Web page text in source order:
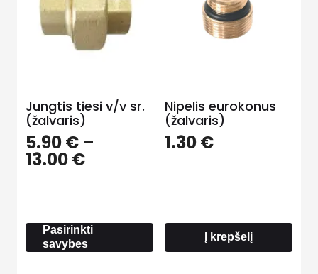
Jungtis tiesi v/v sr.
(žalvaris)
5.90€ –
13.00€Price
13.00 €
Pasirinkti
savybes
Nipelis eurokonus
(žalvaris)
1.30€
Į krepšelį